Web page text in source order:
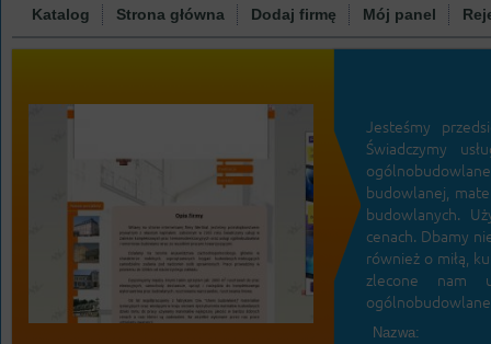
Katalog Strona główna Dodaj firmę Mój panel
Jesteśmy
Świadczymy
budowlanej,
budowlanych.
cenach. Dbamy
również o miłą,
zlecone nam
ogólnobudowlane
Nazwa: